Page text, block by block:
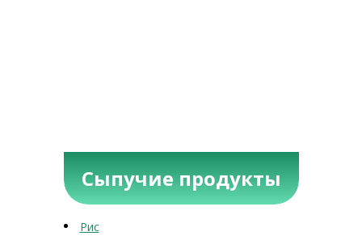
Сыпучие продукты
Рис